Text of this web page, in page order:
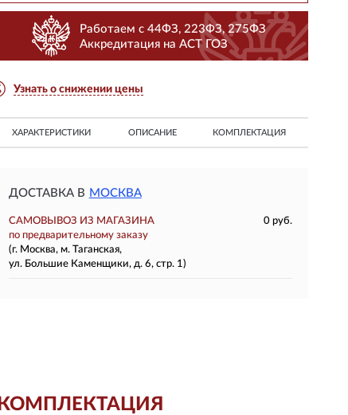
Работаем с 44ФЗ, 223ФЗ, 275ФЗ
Аккредитация на АСТ ГОЗ
Узнать о снижении цены
ХАРАКТЕРИСТИКИ ОПИСАНИЕ КОМПЛЕКТАЦИЯ
ДОСТАВКА В МОСКВА
САМОВЫВОЗ ИЗ МАГАЗИНА
0 руб.
по предварительному заказу
(г. Москва, м. Таганская,
ул. Большие Каменщики, д. 6, стр. 1)
КОМПЛЕКТАЦИЯ